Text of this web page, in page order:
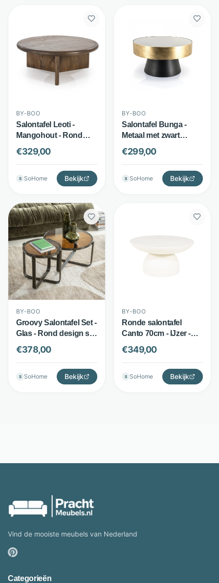
BY-BOO
Salontafel Leoti -
Mangohout - Rond
Design - Bruin - By-
Boo
€329,00
S SoHome Bekijk
BY-BOO
Salontafel Bunga -
Metaal met zwart
glazen blad - Rond
Ø75 cm - Zwart/Goud -
By-Boo
€299,00
S SoHome Bekijk
BY-BOO
Groovy Salontafel Set -
Glas - Rond design set
van 2 - Bruin - By-Boo
€378,00
S SoHome Bekijk
BY-BOO
Ronde salontafel
Canto 70cm - IJzer -
Draagkracht 50 kg - Off
White - By-Boo
€349,00
S SoHome Bekijk
Vind de mooiste meubels van Nederland
Categorieën